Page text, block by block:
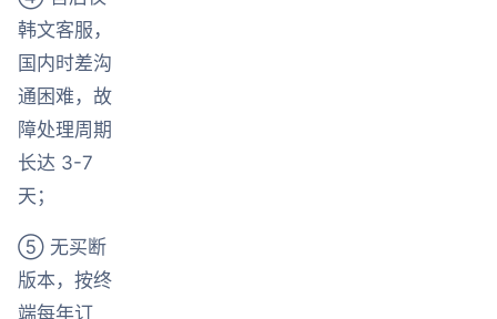
韩文客服，
国内时差沟
通困难，故
障处理周期
长达 3-7
天；
⑤ 无买断
版本，按终
端每年订